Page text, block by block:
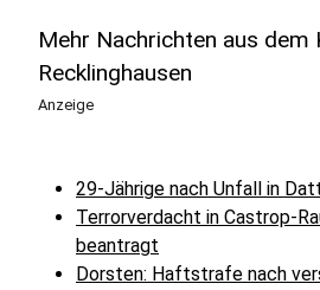
Mehr Nachrichten aus dem
Recklinghausen
Anzeige
29-Jährige nach Unfall in
Terrorverdacht in Castrop-
beantragt
Dorsten: Haftstrafe nach